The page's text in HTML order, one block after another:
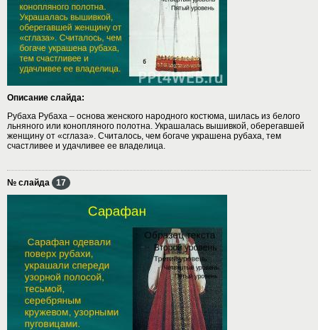
Описание слайда:
Рубаха Рубаха – основа женского народного костюма, шилась из белого
льняного или конопляного полотна. Украшалась вышивкой, оберегавшей
женщину от «сглаза». Считалось, чем богаче украшена рубаха, тем
счастливее и удачливее ее владелица.
№ слайда 17